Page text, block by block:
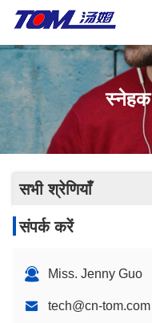
स्नेहक
सभी श्रेणियाँ
संपर्क करें
Miss. Jenny Guo
tech@cn-tom.com